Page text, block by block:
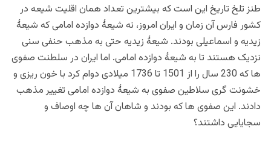
طنز تلخ تاریخ این است که بیشترین تعداد همان اقلیت شیعه در
کشور فارس آن زمان و ایران امروز، نه شیعۀ دوازده امامی که شیعۀ
زیدیه و اسماعیلی بودند. شیعۀ زیدیه حتی به مذهب حنفی سنی
نزدیک هستند تا به شیعۀ دوازده امامی. اما ایران در سلطنت صفوی
ها که 230 سال را از 1501 تا 1736 میلادی دوام کرد با خون ریزی و
خشونت گری سلاطین صفوی به شیعۀ دوازده امامی تغییر مذهب
دادند. این صفوی ها که بودند و شاهان آن ها چه اوصاف و
سجایایی داشتند؟